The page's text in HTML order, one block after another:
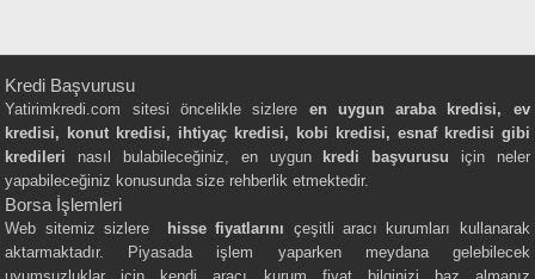
Kredi Başvurusu
Yatirimkredi.com sitesi öncelikle sizlere en uygun araba kredisi, ev
kredisi, konut kredisi, ihtiyaç kredisi, kobi kredisi, esnaf kredisi gibi
kredileri nasıl bulabileceğiniz, en uygun kredi başvurusu için neler
yapabileceğiniz konusunda size rehberlik etmektedir.
Borsa İşlemleri
Web sitemiz sizlere hisse fiyatlarını çeşitli aracı kurumları kullanarak
aktarmaktadır. Piyasada işlem yaparken meydana gelebilecek